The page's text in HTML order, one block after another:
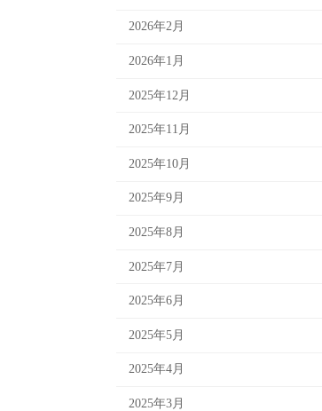
2026年2月
2026年1月
2025年12月
2025年11月
2025年10月
2025年9月
2025年8月
2025年7月
2025年6月
2025年5月
2025年4月
2025年3月